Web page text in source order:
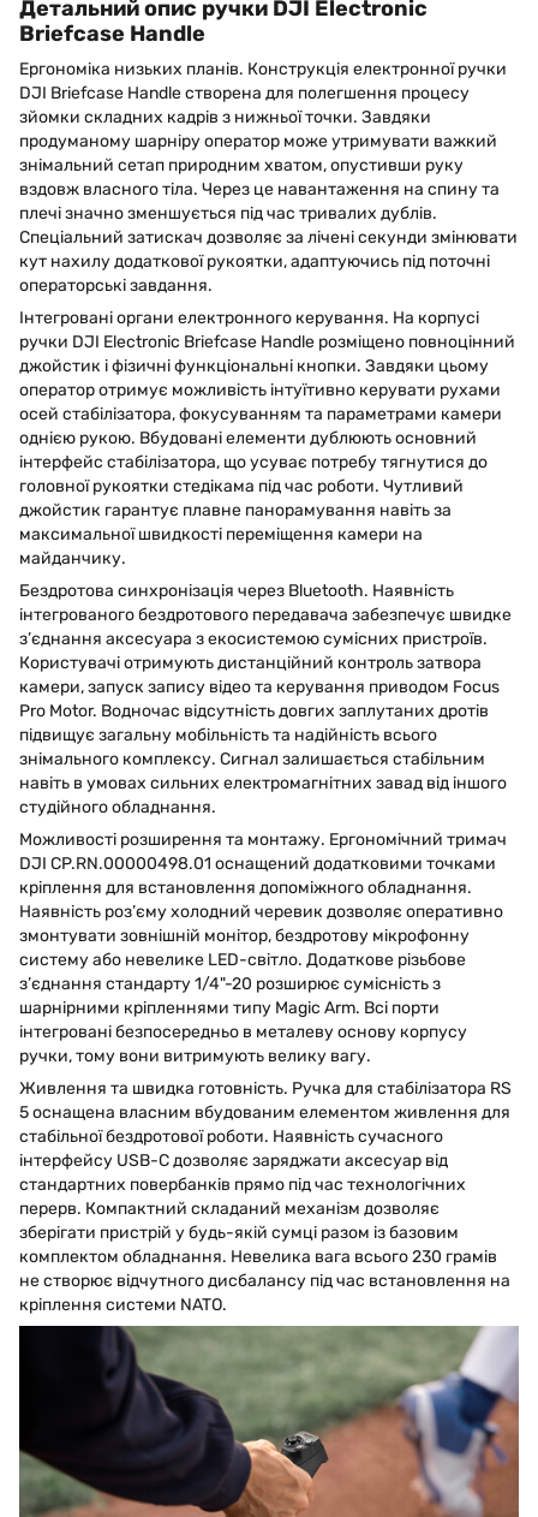
Детальний опис ручки DJI Electronic
Briefcase Handle
Ергономіка низьких планів. Конструкція електронної ручки
DJI Briefcase Handle створена для полегшення процесу
зйомки складних кадрів з нижньої точки. Завдяки
продуманому шарніру оператор може утримувати важкий
знімальний сетап природним хватом, опустивши руку
вздовж власного тіла. Через це навантаження на спину та
плечі значно зменшується під час тривалих дублів.
Спеціальний затискач дозволяє за лічені секунди змінювати
кут нахилу додаткової рукоятки, адаптуючись під поточні
операторські завдання.
Інтегровані органи електронного керування. На корпусі
ручки DJI Electronic Briefcase Handle розміщено повноцінний
джойстик і фізичні функціональні кнопки. Завдяки цьому
оператор отримує можливість інтуїтивно керувати рухами
осей стабілізатора, фокусуванням та параметрами камери
однією рукою. Вбудовані елементи дублюють основний
інтерфейс стабілізатора, що усуває потребу тягнутися до
головної рукоятки стедікама під час роботи. Чутливий
джойстик гарантує плавне панорамування навіть за
максимальної швидкості переміщення камери на
майданчику.
Бездротова синхронізація через Bluetooth. Наявність
інтегрованого бездротового передавача забезпечує швидке
з’єднання аксесуара з екосистемою сумісних пристроїв.
Користувачі отримують дистанційний контроль затвора
камери, запуск запису відео та керування приводом Focus
Pro Motor. Водночас відсутність довгих заплутаних дротів
підвищує загальну мобільність та надійність всього
знімального комплексу. Сигнал залишається стабільним
навіть в умовах сильних електромагнітних завад від іншого
студійного обладнання.
Можливості розширення та монтажу. Ергономічний тримач
DJI CP.RN.00000498.01 оснащений додатковими точками
кріплення для встановлення допоміжного обладнання.
Наявність роз’єму холодний черевик дозволяє оперативно
змонтувати зовнішній монітор, бездротову мікрофонну
систему або невелике LED-світло. Додаткове різьбове
з’єднання стандарту 1/4"-20 розширює сумісність з
шарнірними кріпленнями типу Magic Arm. Всі порти
інтегровані безпосередньо в металеву основу корпусу
ручки, тому вони витримують велику вагу.
Живлення та швидка готовність. Ручка для стабілізатора RS
5 оснащена власним вбудованим елементом живлення для
стабільної бездротової роботи. Наявність сучасного
інтерфейсу USB-C дозволяє заряджати аксесуар від
стандартних повербанків прямо під час технологічних
перерв. Компактний складаний механізм дозволяє
зберігати пристрій у будь-якій сумці разом із базовим
комплектом обладнання. Невелика вага всього 230 грамів
не створює відчутного дисбалансу під час встановлення на
кріплення системи NATO.